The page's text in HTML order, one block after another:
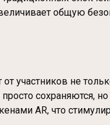
общую
участников не
сохраняются, но
AR, что